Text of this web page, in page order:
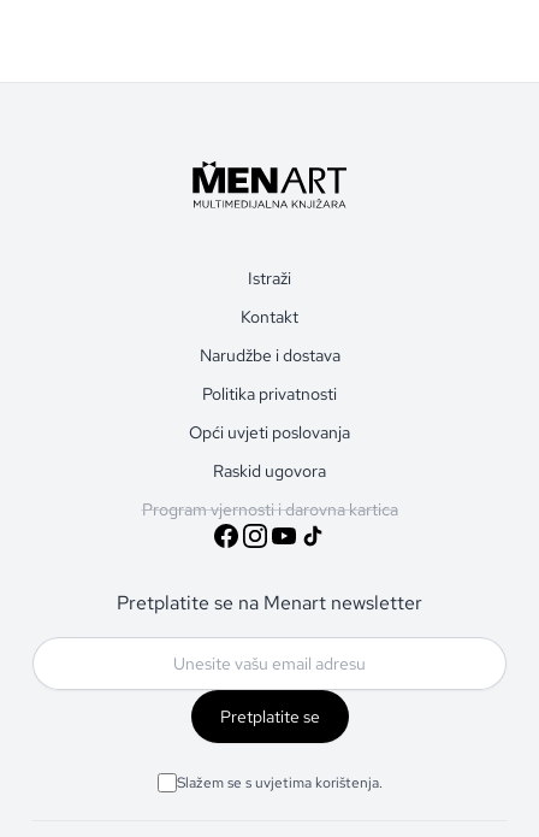
Istraži
Kontakt
Narudžbe i dostava
Politika privatnosti
Opći uvjeti poslovanja
Raskid ugovora
Program vjernosti i darovna kartica
Pretplatite se na Menart newsletter
Pretplatite se
Slažem se s uvjetima korištenja.